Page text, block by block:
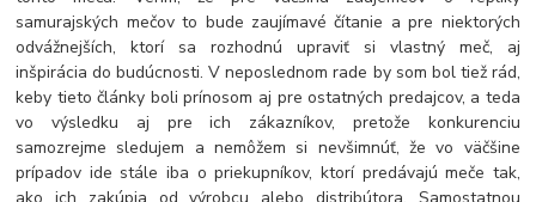
samurajských mečov to bude zaujímavé čítanie a pre niektorých
odvážnejších, ktorí sa rozhodnú upraviť si vlastný meč, aj
inšpirácia do budúcnosti. V neposlednom rade by som bol tiež rád,
keby tieto články boli prínosom aj pre ostatných predajcov, a teda
vo výsledku aj pre ich zákazníkov, pretože konkurenciu
samozrejme sledujem a nemôžem si nevšimnúť, že vo väčšine
prípadov ide stále iba o priekupníkov, ktorí predávajú meče tak,